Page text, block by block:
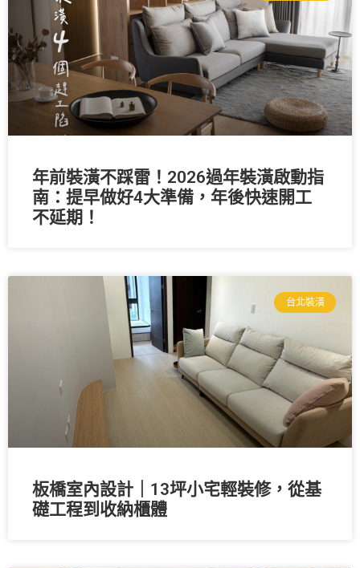
年前裝潢不踩雷！2026過年裝潢啟動指
南：提早做好4大準備，年後快速開工
不延期！
台北裝潢
板橋室內設計｜13坪小宅輕裝修，從基
礎工程到收納櫃體